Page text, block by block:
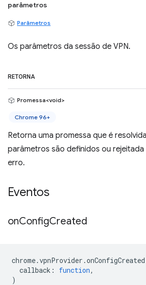
parâmetros
Parâmetros
Os parâmetros da sessão de VPN.
RETORNA
Promessa<void>
Chrome 96+
Retorna uma promessa que é
parâmetros são definidos ou rejeitada
erro.
Eventos
onConfigCreated
chrome.vpnProvider .onConfigCreated
callback : function,
)